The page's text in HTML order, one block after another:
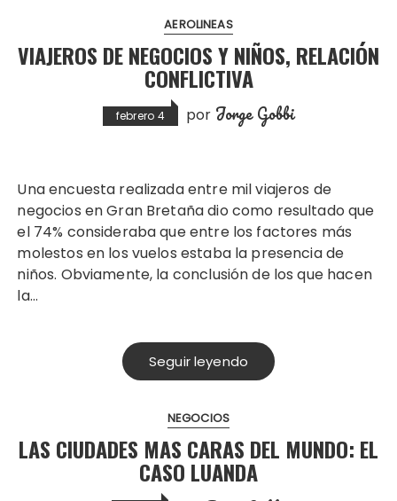
AEROLINEAS
VIAJEROS DE NEGOCIOS Y NIÑOS, RELACIÓN
CONFLICTIVA
febrero 4 por Jorge Gobbi
Una encuesta realizada entre mil viajeros de
negocios en Gran Bretaña dio como resultado que
el 74% consideraba que entre los factores más
molestos en los vuelos estaba la presencia de
niños. Obviamente, la conclusión de los que hacen
la…
Seguir leyendo
NEGOCIOS
LAS CIUDADES MAS CARAS DEL MUNDO: EL
CASO LUANDA